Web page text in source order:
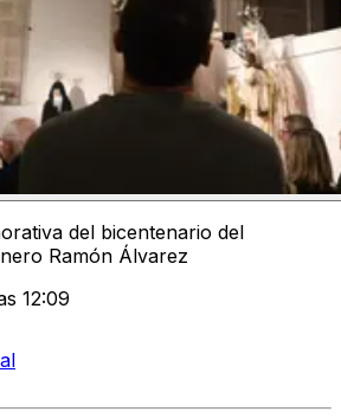
del bicentenario del
Ramón Álvarez
12:09